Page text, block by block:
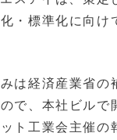
・標準化に向け
は経済産業省の
で、本社ビルで
ト工業会主催の